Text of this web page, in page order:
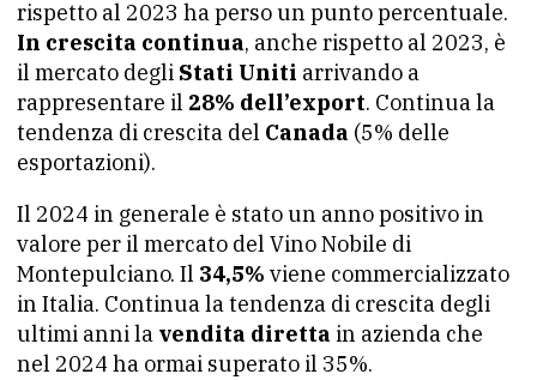
rispetto al 2023 ha perso un punto percentuale.
In crescita continua, anche rispetto al 2023, è
il mercato degli Stati Uniti arrivando a
rappresentare il 28% dell’export. Continua la
tendenza di crescita del Canada (5% delle
esportazioni).
Il 2024 in generale è stato un anno positivo in
valore per il mercato del Vino Nobile di
Montepulciano. Il 34,5% viene commercializzato
in Italia. Continua la tendenza di crescita degli
ultimi anni la vendita diretta in azienda che
nel 2024 ha ormai superato il 35%.